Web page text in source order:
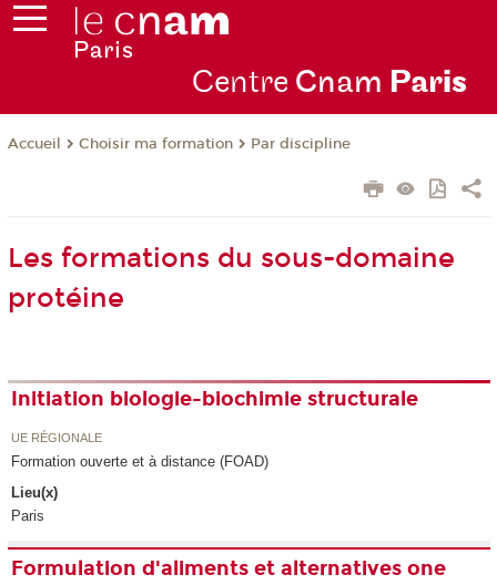
Centre Cnam Paris
Accueil Choisir ma formation Par discipline
Les formations du sous-domaine
protéine
Initiation biologie-biochimie structurale
UE RÉGIONALE
Formation ouverte et à distance (FOAD)
Lieu(x)
Paris
Formulation d'aliments et alternatives one